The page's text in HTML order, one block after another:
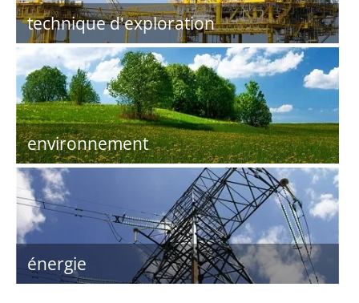
technique d'exploration
environnement
énergie